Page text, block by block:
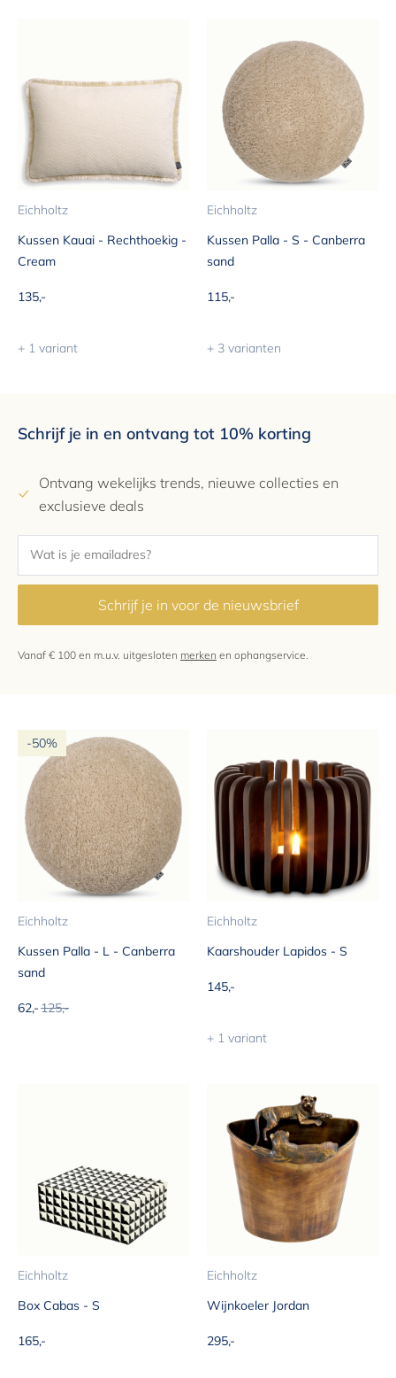
Schrijf je in en ontvang tot 10% korting
Ontvang wekelijks trends, nieuwe collecties en
exclusieve deals
Schrijf je in voor de nieuwsbrief
Vanaf € 100 en m.u.v. uitgesloten merken en ophangservice.
Eichholtz
Kussen Kauai - Rechthoekig -
Cream
Aanbiedingsprijs
135,-
+ 1 variant
Eichholtz
Kussen Palla - S - Canberra
sand
Aanbiedingsprijs
115,-
+ 3 varianten
-50%
Eichholtz
Kussen Palla - L - Canberra
sand
Aanbiedingsprijs
62,-Normale prijs
125,-
Eichholtz
Kaarshouder Lapidos - S
Aanbiedingsprijs
145,-
+ 1 variant
Eichholtz
Box Cabas - S
Aanbiedingsprijs
165,-
Eichholtz
Wijnkoeler Jordan
Aanbiedingsprijs
295,-